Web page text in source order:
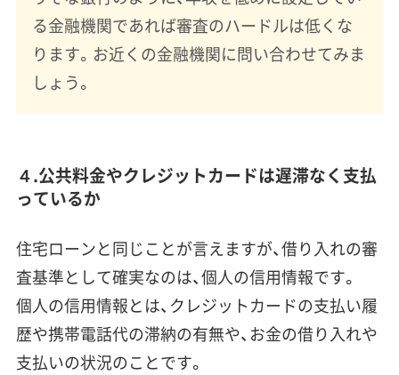
る金融機関であれば審査のハードルは低くな
ります。お近くの金融機関に問い合わせてみま
しょう。
４.公共料金やクレジットカードは遅滞なく支払
っているか
住宅ローンと同じことが言えますが、借り入れの審
査基準として確実なのは、個人の信用情報です。
個人の信用情報とは、クレジットカードの支払い履
歴や携帯電話代の滞納の有無や、お金の借り入れや
支払いの状況のことです。